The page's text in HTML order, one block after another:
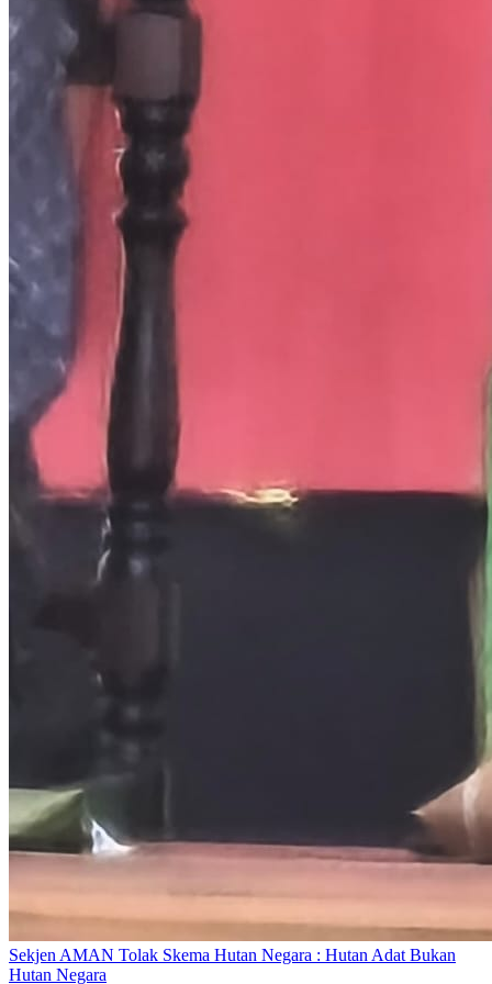
Sekjen AMAN Tolak Skema Hutan Negara : Hutan Adat Bukan
Hutan Negara